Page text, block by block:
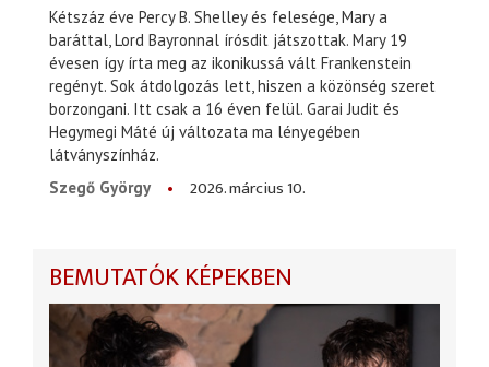
Kétszáz éve Percy B. Shelley és felesége, Mary a
baráttal, Lord Bayronnal írósdit játszottak. Mary 19
évesen így írta meg az ikonikussá vált Frankenstein
regényt. Sok átdolgozás lett, hiszen a közönség szeret
borzongani. Itt csak a 16 éven felül. Garai Judit és
Hegymegi Máté új változata ma lényegében
látványszínház.
Szegő György
2026. március 10.
BEMUTATÓK KÉPEKBEN